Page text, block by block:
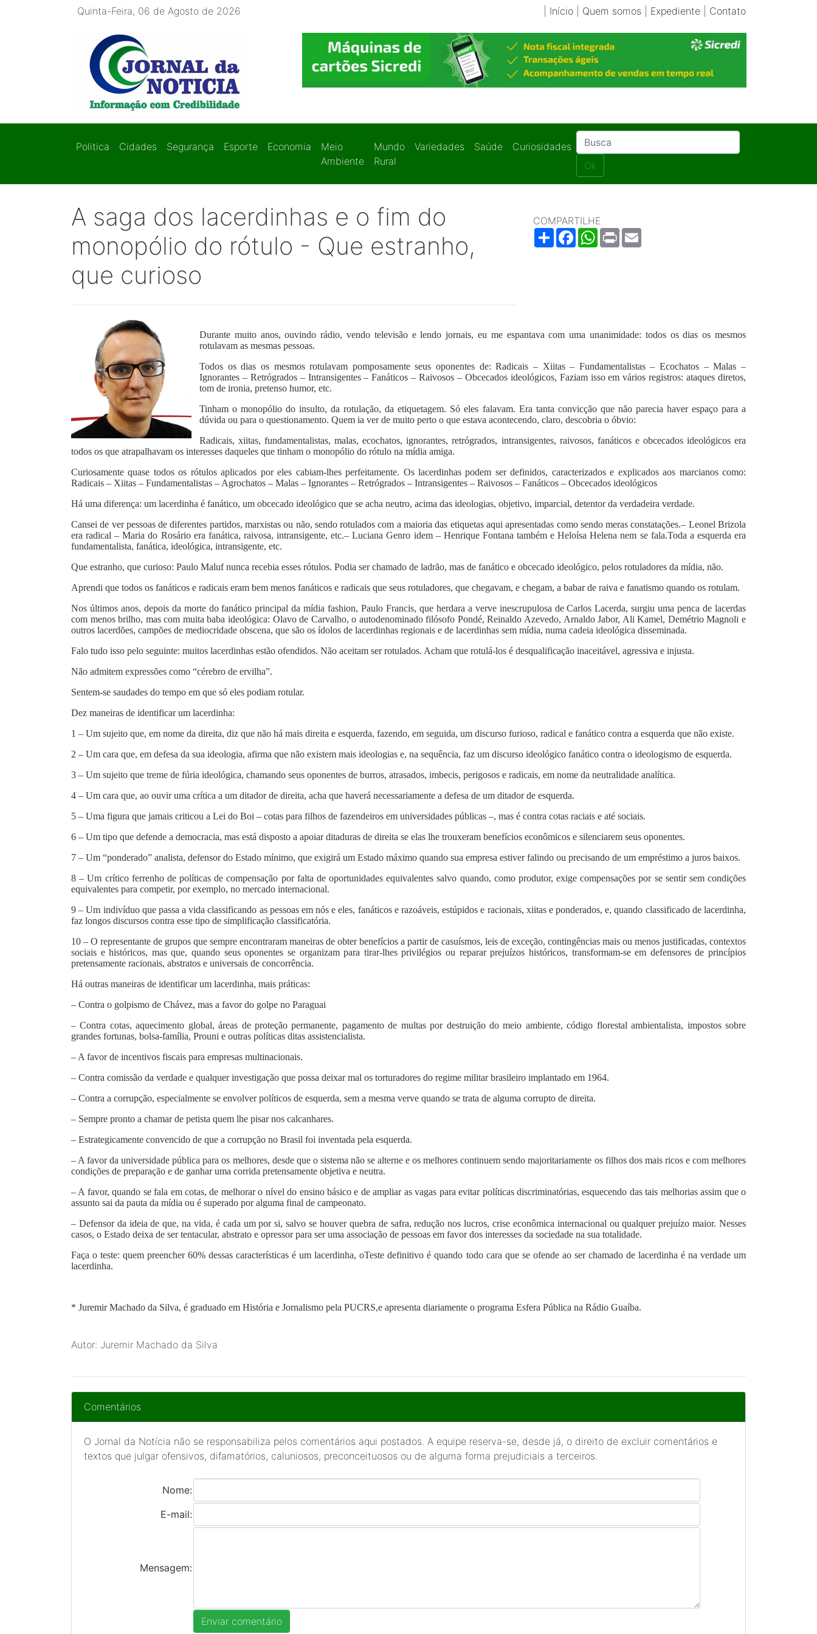
Quinta-Feira, 06 de Agosto de 2026 Início| Quem somos Expediente| Contato
Politica Cidades Segurança Esporte Economia
Meio
Ambiente
Mundo
Rural
Variedades Saúde
Curiosidades
Ok
A saga dos lacerdinhas e o fim do
monopólio do rótulo - Que estranho,
que curioso
COMPARTILHE
ShareFacebookWhatsApp
Print
Durante muito anos, ouvindo rádio, vendo televisão e lendo jornais, eu me espantava com uma unanimidade: todos os dias os mesmos
rotulavam as mesmas pessoas.
Todos os dias os mesmos rotulavam pomposamente seus oponentes de: Radicais – Xiitas – Fundamentalistas – Ecochatos – Malas –
Ignorantes – Retrógrados – Intransigentes – Fanáticos – Raivosos – Obcecados ideológicos, Faziam isso em vários registros: ataques diretos,
tom de ironia, pretenso humor, etc.
Tinham o monopólio do insulto, da rotulação, da etiquetagem. Só eles falavam. Era tanta convicção que não parecia haver espaço para a
dúvida ou para o questionamento. Quem ia ver de muito perto o que estava acontecendo, claro, descobria o óbvio:
Radicais, xiitas, fundamentalistas, malas, ecochatos, ignorantes, retrógrados, intransigentes, raivosos, fanáticos e obcecados ideológicos era
todos os que atrapalhavam os interesses daqueles que tinham o monopólio do rótulo na mídia amiga.
Curiosamente quase todos os rótulos aplicados por eles cabiam-lhes perfeitamente. Os lacerdinhas podem ser definidos, caracterizados e explicados aos marcianos como:
Radicais – Xiitas – Fundamentalistas – Agrochatos – Malas – Ignorantes – Retrógrados – Intransigentes – Raivosos – Fanáticos – Obcecados ideológicos
Há uma diferença: um lacerdinha é fanático, um obcecado ideológico que se acha neutro, acima das ideologias, objetivo, imparcial, detentor da verdadeira verdade.
Cansei de ver pessoas de diferentes partidos, marxistas ou não, sendo rotulados com a maioria das etiquetas aqui apresentadas como sendo meras constatações.– Leonel Brizola
era radical – Maria do Rosário era fanática, raivosa, intransigente, etc.– Luciana Genro idem – Henrique Fontana também e Heloísa Helena nem se fala.Toda a esquerda era
fundamentalista, fanática, ideológica, intransigente, etc.
Que estranho, que curioso: Paulo Maluf nunca recebia esses rótulos. Podia ser chamado de ladrão, mas de fanático e obcecado ideológico, pelos rotuladores da mídia, não.
Aprendi que todos os fanáticos e radicais eram bem menos fanáticos e radicais que seus rotuladores, que chegavam, e chegam, a babar de raiva e fanatismo quando os rotulam.
Nos últimos anos, depois da morte do fanático principal da mídia fashion, Paulo Francis, que herdara a verve inescrupulosa de Carlos Lacerda, surgiu uma penca de lacerdas
com menos brilho, mas com muita baba ideológica: Olavo de Carvalho, o autodenominado filósofo Pondé, Reinaldo Azevedo, Arnaldo Jabor, Ali Kamel, Demétrio Magnoli e
outros lacerdões, campões de mediocridade obscena, que são os ídolos de lacerdinhas regionais e de lacerdinhas sem mídia, numa cadeia ideológica disseminada.
Falo tudo isso pelo seguinte: muitos lacerdinhas estão ofendidos. Não aceitam ser rotulados. Acham que rotulá-los é desqualificação inaceitável, agressiva e injusta.
Não admitem expressões como “cérebro de ervilha”.
Sentem-se saudades do tempo em que só eles podiam rotular.
Dez maneiras de identificar um lacerdinha:
1 – Um sujeito que, em nome da direita, diz que não há mais direita e esquerda, fazendo, em seguida, um discurso furioso, radical e fanático contra a esquerda que não existe.
2 – Um cara que, em defesa da sua ideologia, afirma que não existem mais ideologias e, na sequência, faz um discurso ideológico fanático contra o ideologismo de esquerda.
3 – Um sujeito que treme de fúria ideológica, chamando seus oponentes de burros, atrasados, imbecis, perigosos e radicais, em nome da neutralidade analítica.
4 – Um cara que, ao ouvir uma crítica a um ditador de direita, acha que haverá necessariamente a defesa de um ditador de esquerda.
5 – Uma figura que jamais criticou a Lei do Boi – cotas para filhos de fazendeiros em universidades públicas –, mas é contra cotas raciais e até sociais.
6 – Um tipo que defende a democracia, mas está disposto a apoiar ditaduras de direita se elas lhe trouxeram benefícios econômicos e silenciarem seus oponentes.
7 – Um “ponderado” analista, defensor do Estado mínimo, que exigirá um Estado máximo quando sua empresa estiver falindo ou precisando de um empréstimo a juros baixos.
8 – Um crítico ferrenho de políticas de compensação por falta de oportunidades equivalentes salvo quando, como produtor, exige compensações por se sentir sem condições
equivalentes para competir, por exemplo, no mercado internacional.
9 – Um indivíduo que passa a vida classificando as pessoas em nós e eles, fanáticos e razoáveis, estúpidos e racionais, xiitas e ponderados, e, quando classificado de lacerdinha,
faz longos discursos contra esse tipo de simplificação classificatória.
10 – O representante de grupos que sempre encontraram maneiras de obter benefícios a partir de casuísmos, leis de exceção, contingências mais ou menos justificadas, contextos
sociais e históricos, mas que, quando seus oponentes se organizam para tirar-lhes privilégios ou reparar prejuízos históricos, transformam-se em defensores de princípios
pretensamente racionais, abstratos e universais de concorrência.
Há outras maneiras de identificar um lacerdinha, mais práticas:
– Contra o golpismo de Chávez, mas a favor do golpe no Paraguai
– Contra cotas, aquecimento global, áreas de proteção permanente, pagamento de multas por destruição do meio ambiente, código florestal ambientalista, impostos sobre
grandes fortunas, bolsa-família, Prouni e outras políticas ditas assistencialista.
– A favor de incentivos fiscais para empresas multinacionais.
– Contra comissão da verdade e qualquer investigação que possa deixar mal os torturadores do regime militar brasileiro implantado em 1964.
– Contra a corrupção, especialmente se envolver políticos de esquerda, sem a mesma verve quando se trata de alguma corrupto de direita.
– Sempre pronto a chamar de petista quem lhe pisar nos calcanhares.
– Estrategicamente convencido de que a corrupção no Brasil foi inventada pela esquerda.
– A favor da universidade pública para os melhores, desde que o sistema não se alterne e os melhores continuem sendo majoritariamente os filhos dos mais ricos e com melhores
condições de preparação e de ganhar uma corrida pretensamente objetiva e neutra.
– A favor, quando se fala em cotas, de melhorar o nível do ensino básico e de ampliar as vagas para evitar políticas discriminatórias, esquecendo das tais melhorias assim que o
assunto sai da pauta da mídia ou é superado por alguma final de campeonato.
– Defensor da ideia de que, na vida, é cada um por si, salvo se houver quebra de safra, redução nos lucros, crise econômica internacional ou qualquer prejuízo maior. Nesses
casos, o Estado deixa de ser tentacular, abstrato e opressor para ser uma associação de pessoas em favor dos interesses da sociedade na sua totalidade.
Faça o teste: quem preencher 60% dessas características é um lacerdinha, oTeste definitivo é quando todo cara que se ofende ao ser chamado de lacerdinha é na verdade um
lacerdinha.
* Juremir Machado da Silva, é graduado em História e Jornalismo pela PUCRS,e apresenta diariamente o programa Esfera Pública na Rádio Guaíba.
Autor: Juremir Machado da Silva
Comentários
O Jornal da Notícia não se responsabiliza pelos comentários aqui postados. A equipe reserva-se, desde já, o direito de excluir comentários e
textos que julgar ofensivos, difamatórios, caluniosos, preconceituosos ou de alguma forma prejudiciais a terceiros.
Nome:
E-mail:
Mensagem: